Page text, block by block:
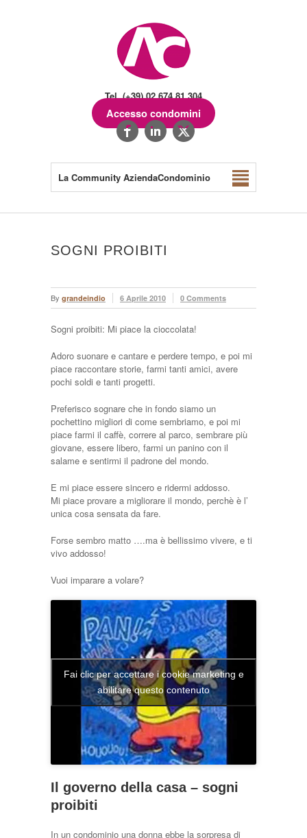
Tel. (+39) 02.674.81.304
Accesso condomini
La Community AziendaCondominio
SOGNI PROIBITI
By grandeindio 6 Aprile 2010 0 Comments
Sogni proibiti: Mi piace la cioccolata!
Adoro suonare e cantare e perdere tempo, e poi mi
piace raccontare storie, farmi tanti amici, avere
pochi soldi e tanti progetti.
Preferisco sognare che in fondo siamo un
pochettino migliori di come sembriamo, e poi mi
piace farmi il caffè, correre al parco, sembrare più
giovane, essere libero, farmi un panino con il
salame e sentirmi il padrone del mondo.
E mi piace essere sincero e ridermi addosso.
Mi piace provare a migliorare il mondo, perchè è l’
unica cosa sensata da fare.
Forse sembro matto ….ma è bellissimo vivere, e ti
vivo addosso!
Vuoi imparare a volare?
Fai clic per accettare i cookie marketing e
abilitare questo contenuto
Il governo della casa – sogni
proibiti
In un condominio una donna ebbe la sorpresa di